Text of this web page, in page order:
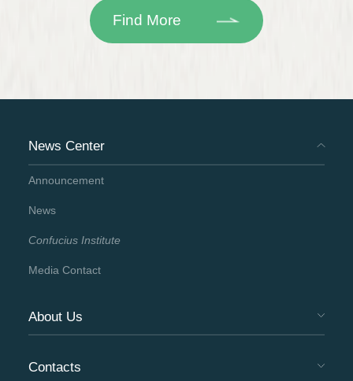
Find More
News Center
Announcement
News
Confucius Institute
Media Contact
About Us
Contacts